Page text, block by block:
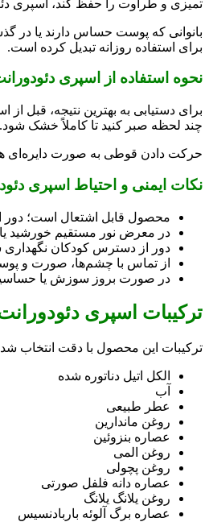
تمیزی و طراوت را حفظ کند، اسپری
بانوانی که پوست حساس دارند یا در
برای استفاده روزانه تبدیل کرده است.
نحوه استفاده از اسپری
چند لحظه صبر کنید تا کاملاً خشک شود.
حرکت دادن قوطی به صورت دایره‌ای
نکات ایمنی و احتیاط اسپری
محصول قابل اشتعال است؛ دور
در معرض نور مستقیم خورشید یا دمای بالای ۵۰ درجه
دور از دسترس کودکان نگهداری
از تماس با چشم‌ها، صورت و
در صورت بروز سوزش یا
ترکیبات اسپری
ترکیبات این محصول با دقت انتخاب
الکل اتیل دناتوره شده
آب
عطر طبیعی
روغن ماندارین
عصاره بنزوئین
روغن المی
روغن پچولی
عصاره دانه فلفل صورتی
روغن یلانگ یلانگ
عصاره برگ آلوئه باربادنسیس